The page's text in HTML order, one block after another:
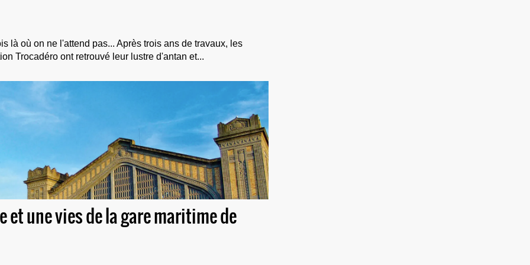
là où on ne l'attend pas... Après trois ans de travaux, les
Trocadéro ont retrouvé leur lustre d'antan et...
et une vies de la gare maritime de